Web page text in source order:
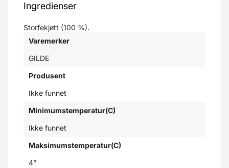
Ingredienser
Storfekjøtt (100 %).
Varemerker
GILDE
Produsent
Ikke funnet
Minimumstemperatur(C)
Ikke funnet
Maksimumstemperatur(C)
4°